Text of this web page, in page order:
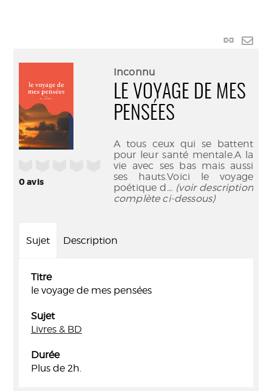
Lien
0avis
Inconnu
LE VOYAGE DE MES
PENSÉES
A tous ceux qui se battent
pour leur santé mentale.A la
vie avec ses bas mais aussi
ses hauts.Voici le voyage
poétique d... (voir description
complète ci-dessous)
Sujet Description
Titre
le voyage de mes pensées
Sujet
Livres & BD
Durée
Plus de 2h.